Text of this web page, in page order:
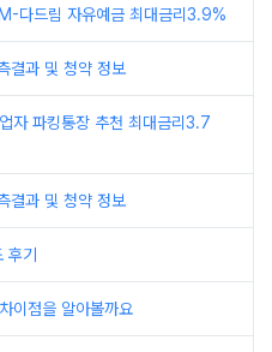
다드림 자유예금 최대금리3.9%
결과 및 청약 정보
자 파킹통장 추천 최대금리3.7
결과 및 청약 정보
후기
이점을 알아볼까요